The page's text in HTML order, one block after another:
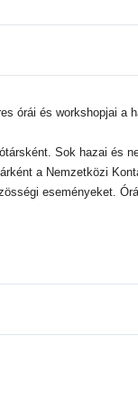
órái és workshopjai a
Sok hazai és
a Nemzetközi
eseményeket.